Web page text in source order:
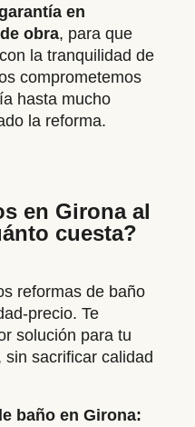
en
obra, para que
la tranquilidad de
comprometemos
hasta mucho
la reforma.
en Girona al
cuesta?
reformas de baño
precio. Te
solución para tu
sacrificar calidad
baño en Girona: